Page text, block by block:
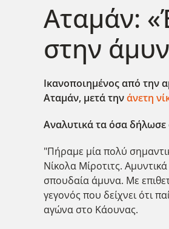
Αταμάν:
στην
Ικανοποιημένος από την
Αταμάν, μετά τηνάνετη
Αναλυτικά τα όσα
"Πήραμε μία πολύ
Νίκολα Μίροτιτς.
σπουδαία άμυνα. Με
γεγονός που δείχνει ότι
αγώνα στο Κάουνας.